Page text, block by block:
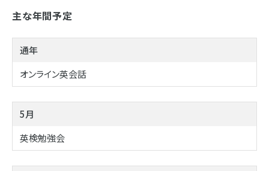
主な年間予定
通年
オンライン英会話
5月
英検勉強会